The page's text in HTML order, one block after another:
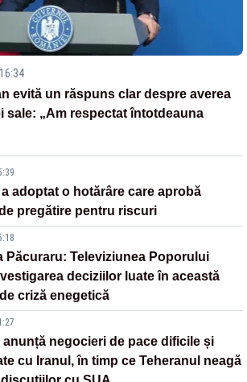
evită un răspuns clar despre averea
sale: „Am respectat întotdeauna
adoptat o hotărâre care aprobă
pregătire pentru riscuri
Păcuraru: Televiziunea Poporului
deciziilor luate în această
criză enegetică
anunță negocieri de pace dificile și
cu Iranul, în timp ce Teheranul neagă